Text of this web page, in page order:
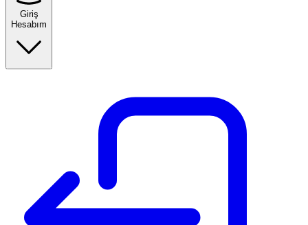
Giriş
Hesabım